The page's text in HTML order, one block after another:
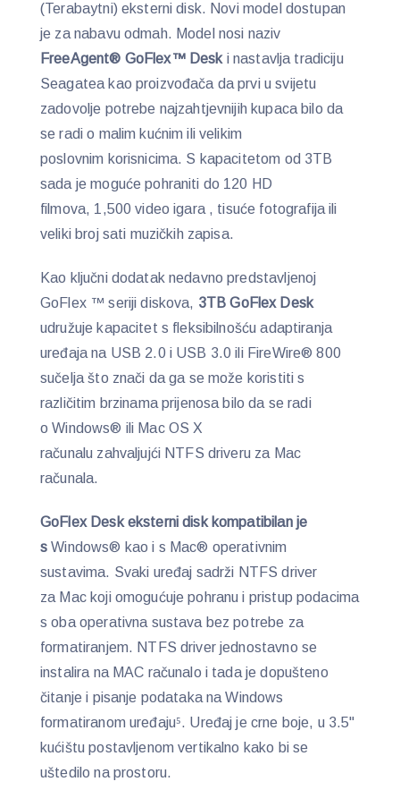
(Terabaytni) eksterni disk. Novi model dostupan
je za nabavu odmah. Model nosi naziv
FreeAgent® GoFlex™ Deski nastavlja tradiciju
Seagatea kao proizvođača da prvi u svijetu
zadovolje potrebe najzahtjevnijih kupaca bilo da
se radi o malim kućnim ili velikim
poslovnim korisnicima. S kapacitetom od 3TB
sada je moguće pohraniti do 120 HD
filmova, 1,500 video igara , tisuće fotografija ili
veliki broj sati muzičkih zapisa.
Kao ključni dodatak nedavno predstavljenoj
GoFlex ™ seriji diskova, 3TB GoFlex Desk
udružuje kapacitet s fleksibilnošću adaptiranja
uređaja na USB 2.0 i USB 3.0 ili FireWire® 800
sučelja što znači da ga se može koristiti s
različitim brzinama prijenosa bilo da se radi
o Windows® ili Mac OS X
računalu zahvaljujći NTFS driveru za Mac
računala.
GoFlex Desk eksterni disk kompatibilan je
sWindows® kao i s Mac® operativnim
sustavima. Svaki uređaj sadrži NTFS driver
za Mac koji omogućuje pohranu i pristup podacima
s oba operativna sustava bez potrebe za
formatiranjem. NTFS driver jednostavno se
instalira na MAC računalo i tada je dopušteno
čitanje i pisanje podataka na Windows
formatiranom uređaju⁵. Uređaj je crne boje, u 3.5"
kućištu postavljenom vertikalno kako bi se
uštedilo na prostoru.